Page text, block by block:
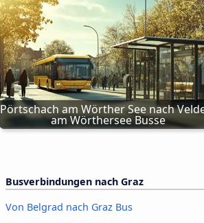
Pörtschach am Wörther See nach
am Wörthersee Busse
Busverbindungen nach Graz
Von Belgrad nach Graz Bus